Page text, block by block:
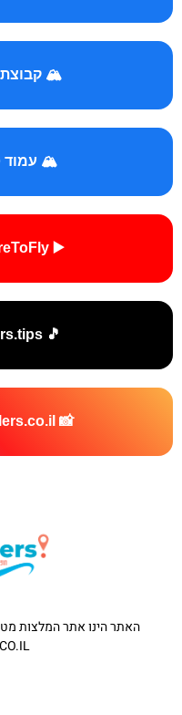
🏔️ קבוצת
🏔️ עמוד
▶️ YouTube - WhereToFly
🎵 TikTok - travelers.tips
📸 Instagram - travelers.co.il
האתר הינו אתר המלצות